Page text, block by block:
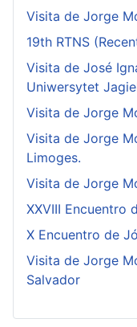
Visita de Jorge
19th RTNS
Visita de José
Uniwersytet
Visita de Jorge
Visita de Jorge
Limoges.
Visita de Jorge
XXVIII Encuentro
X Encuentro de
Visita de Jorge
Salvador